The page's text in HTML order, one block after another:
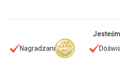
Nagradzani